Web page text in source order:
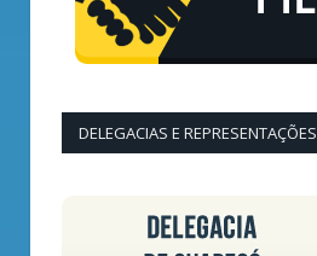
DELEGACIAS E REPRESENTAÇÕES